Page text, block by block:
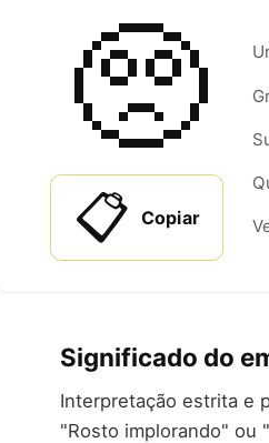
🥺
📋 Copiar
Significado do
Interpretação estrita e
"Rosto implorando" ou